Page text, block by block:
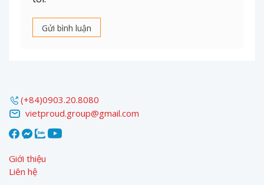
(+84)0903.20.8080
vietproud.group@gmail.com
Giới thiệu
Liên hệ